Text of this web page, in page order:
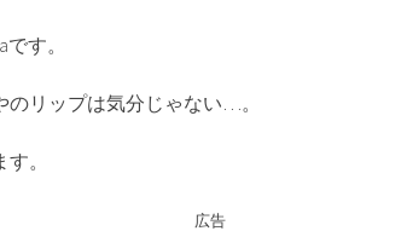
す。
のリップは気分じゃない…。
。
広告